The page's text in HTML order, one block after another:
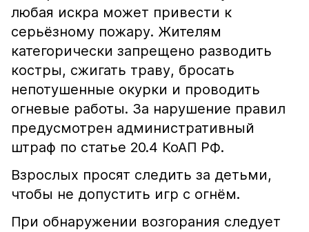
любая искра может привести к
серьёзному пожару. Жителям
категорически запрещено разводить
костры, сжигать траву, бросать
непотушенные окурки и проводить
огневые работы. За нарушение правил
предусмотрен административный
штраф по статье 20.4 КоАП РФ.
Взрослых просят следить за детьми,
чтобы не допустить игр с огнём.
При обнаружении возгорания следует